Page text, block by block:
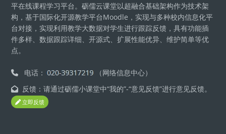
平在线课程学习平台。砺儒云课堂以超融合基础架构作为技术架
构，基于国际化开源教学平台Moodle，实现与多种校内信息化平
台对接，实现利用教学大数据对学生进行跟踪反馈，具有功能插
件多样、数据跟踪详细、开源式、扩展性能优异、维护简单等优
点。
电话：
（网络信息中心）
反馈：请通过砺儒小课堂中“我的”-“意见反馈”进行意见反馈。
立即反馈